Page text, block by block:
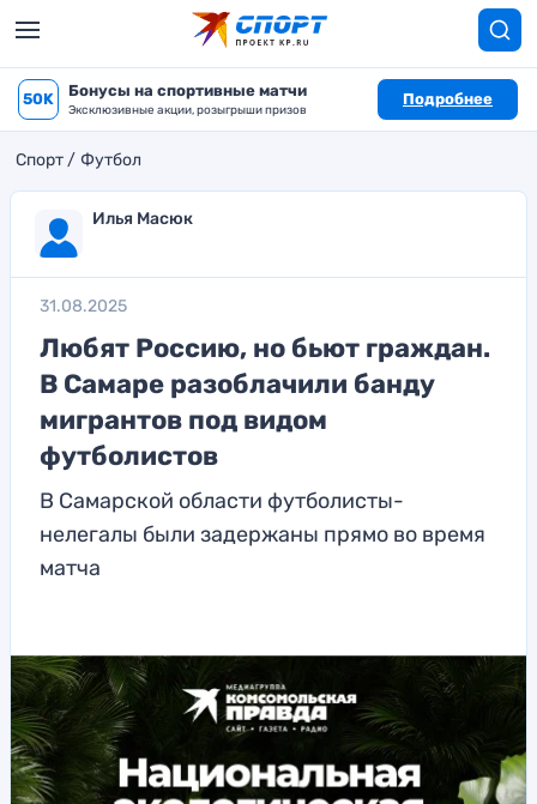
50K Бонусы на спортивные матчи
Эксклюзивные акции, розыгрыши призов
Подробнее
Спорт Футбол
Илья Масюк
31.08.2025
Любят Россию, но бьют граждан.
В Самаре разоблачили банду
мигрантов под видом
футболистов
В Самарской области футболисты-
нелегалы были задержаны прямо во время
матча